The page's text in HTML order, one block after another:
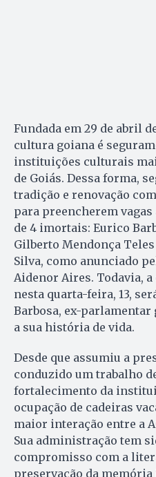
Fundada em 29 de abril
cultura goiana é
instituições culturais
de Goiás. Dessa forma,
tradição e renovação
para preencherem vagas
de 4 imortais: Eurico
Gilberto Mendonça
Silva, como anunciado
Aidenor Aires. Todavia,
nesta quarta-feira, 13,
Barbosa, ex-parlamentar
a sua história de vida.
Desde que assumiu a
conduzido um trabalho
fortalecimento da
ocupação de cadeiras
maior interação entre a
Sua administração tem
compromisso com a
preservação da